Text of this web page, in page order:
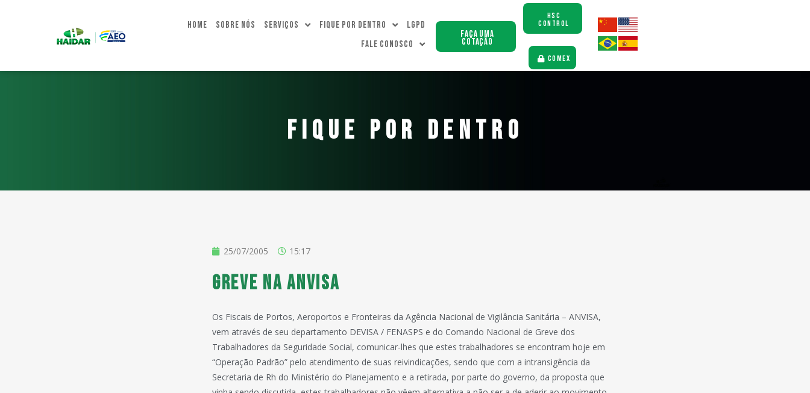
Home Sobre Nós Serviços Fique Por dentro
LGPD
Fale Conosco
Faça uma
Cotação
HSC
CONTROL
COMEX
FIQUE POR DENTRO
25/07/2005 15:17
GREVE NA ANVISA
Os Fiscais de Portos, Aeroportos e Fronteiras da Agência Nacional de Vigilância Sanitária – ANVISA,
vem através de seu departamento DEVISA / FENASPS e do Comando Nacional de Greve dos
Trabalhadores da Seguridade Social, comunicar-lhes que estes trabalhadores se encontram hoje em
“Operação Padrão” pelo atendimento de suas reivindicações, sendo que com a intransigência da
Secretaria de Rh do Ministério do Planejamento e a retirada, por parte do governo, da proposta que